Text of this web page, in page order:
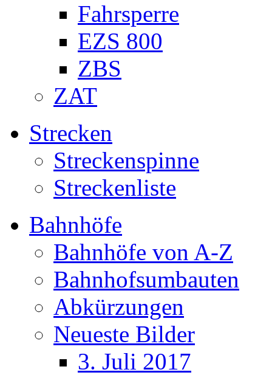
Fahrsperre
EZS 800
ZBS
ZAT
Strecken
Streckenspinne
Streckenliste
Bahnhöfe
Bahnhöfe von A-Z
Bahnhofsumbauten
Abkürzungen
Neueste Bilder
3. Juli 2017